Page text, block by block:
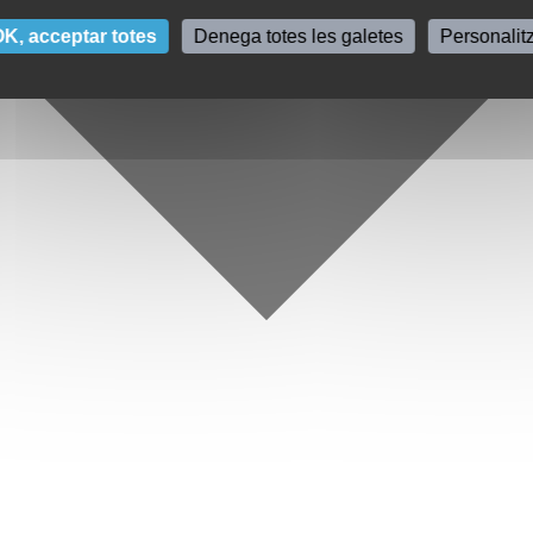
acceptar totes Denega totes les galetes